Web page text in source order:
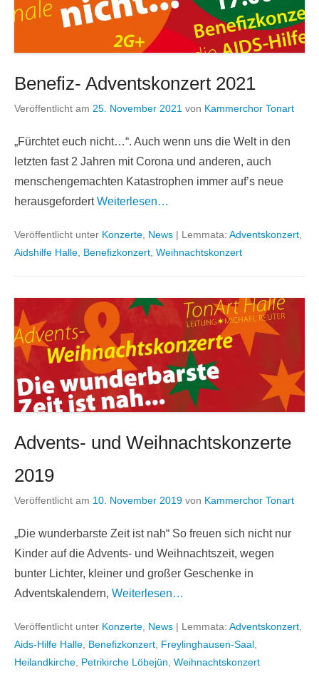
Benefiz- Adventskonzert 2021
Veröffentlicht am 25. November 2021 von Kammerchor Tonart
„Fürchtet euch nicht…“. Auch wenn uns die Welt in den
letzten fast 2 Jahren mit Corona und anderen, auch
menschengemachten Katastrophen immer auf’s neue
herausgefordertWeiterlesen…
Veröffentlicht unter Konzerte News | Lemmata: Adventskonzert
Aidshilfe Halle Benefizkonzert Weihnachtskonzert
Advents- und Weihnachtskonzerte
2019
Veröffentlicht am 10. November 2019 von Kammerchor Tonart
„Die wunderbarste Zeit ist nah“ So freuen sich nicht nur
Kinder auf die Advents- und Weihnachtszeit, wegen
bunter Lichter, kleiner und großer Geschenke in
Adventskalendern, Weiterlesen…
Veröffentlicht unter Konzerte News | Lemmata: Adventskonzert
Aids-Hilfe Halle Benefizkonzert Freylinghausen-Saal
Heilandkirche Petrikirche Löbejün Weihnachtskonzert